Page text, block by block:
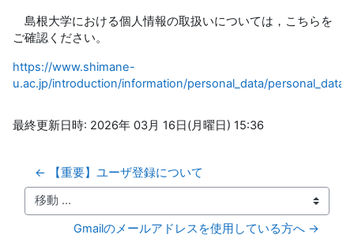
島根大学における個人情報の取扱いについては，こちらを
ご確認ください。
https://www.shimane-
u.ac.jp/introduction/information/personal_data/
最終更新日時: 2026年 03月 16日(月曜日) 15:36
← 【重要】ユーザ登録について
移動 ...
Gmailのメールアドレスを使用している方へ →